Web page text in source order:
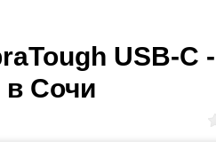
USB-C -
Сочи